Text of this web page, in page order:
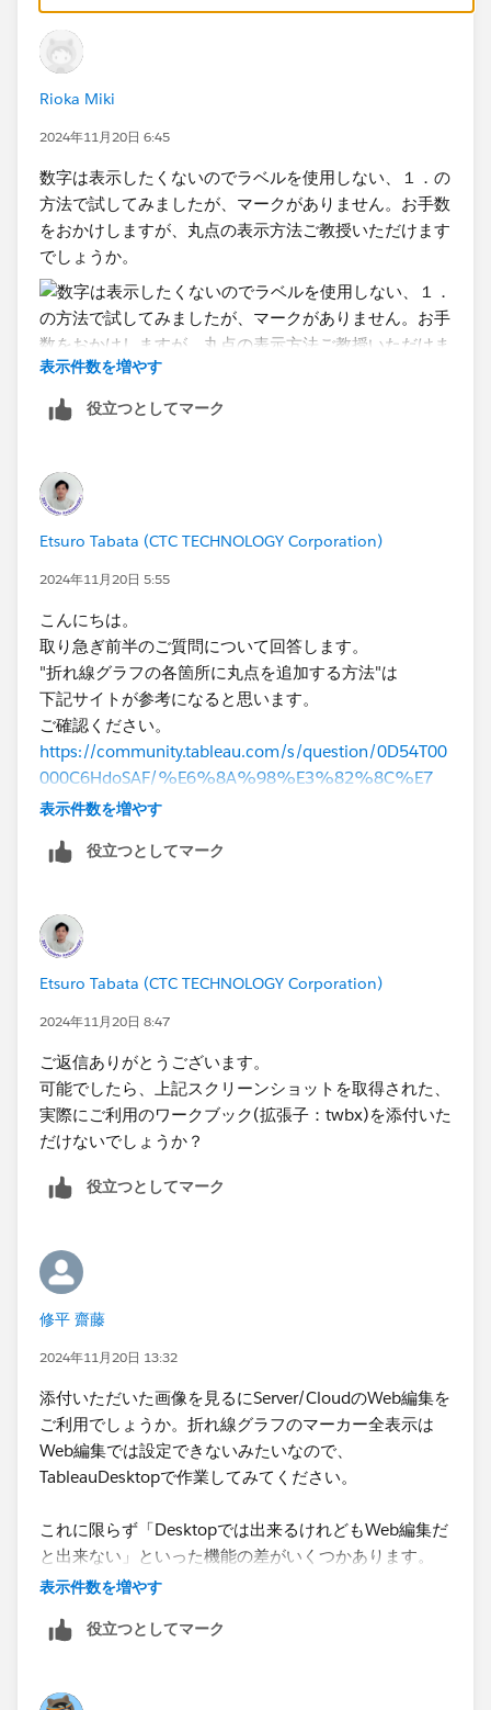
Rioka Miki
2024年11月20日 6:45
数字は表示したくないのでラベルを使用しない、１．の
方法で試してみましたが、マークがありません。お手数
をおかけしますが、丸点の表示方法ご教授いただけます
でしょうか。
表示件数を増やす
役立つとしてマーク
Etsuro Tabata (CTC TECHNOLOGY Corporation)
2024年11月20日 5:55
こんにちは。
取り急ぎ前半のご質問について回答します。
"折れ線グラフの各箇所に丸点を追加する方法"は
下記サイトが参考になると思います。
ご確認ください。
https://community.tableau.com/s/question/0D54T00
000C6HdoSAF/%E6%8A%98%E3%82%8C%E7
%B7%9A%E3%82%B0%E3%83%A9%E3%83
E3%83%BC%E3%82%AF%E3%82%92%E3%81
表示件数を増やす
役立つとしてマーク
Etsuro Tabata (CTC TECHNOLOGY Corporation)
2024年11月20日 8:47
ご返信ありがとうございます。
可能でしたら、上記スクリーンショットを取得された、
実際にご利用のワークブック(拡張子：twbx)を添付いた
だけないでしょうか？
役立つとしてマーク
修平 齋藤
2024年11月20日 13:32
添付いただいた画像を見るにServer/CloudのWeb編集を
ご利用でしょうか。折れ線グラフのマーカー全表示は
Web編集では設定できないみたいなので、
TableauDesktopで作業してみてください。
これに限らず「Desktopでは出来るけれどもWeb編集だ
と出来ない」といった機能の差がいくつかあります。
表示件数を増やす
役立つとしてマーク